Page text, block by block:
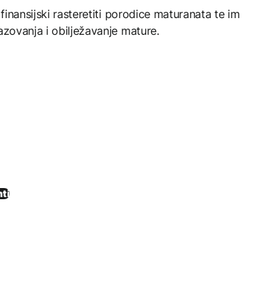
rasteretiti porodice maturanata te im
i obilježavanje mature.